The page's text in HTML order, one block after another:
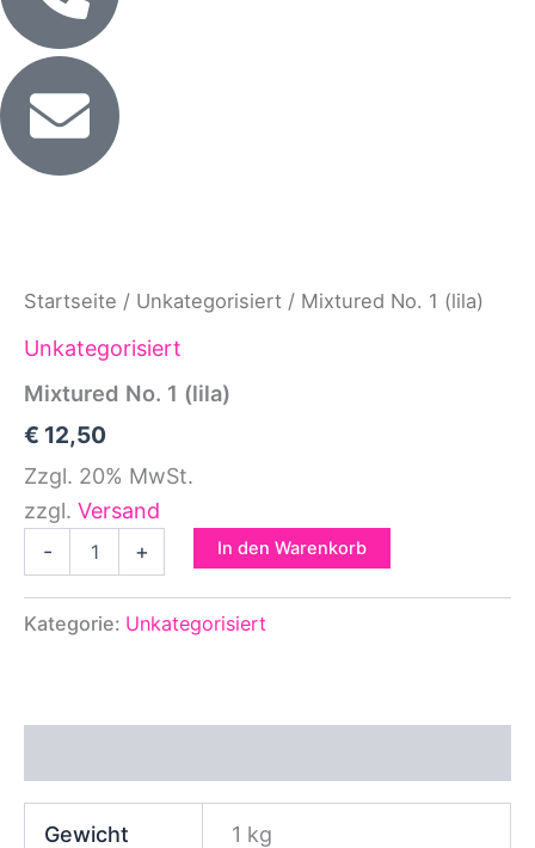
Startseite / Unkategorisiert / Mixtured No. 1 (lila)
Unkategorisiert
Mixtured No. 1 (lila)
€ 12,50
Zzgl. 20% MwSt.
zzgl. Versand
-
(lila)
Menge
+ In den Warenkorb
Kategorie: Unkategorisiert
Gewicht 1 kg